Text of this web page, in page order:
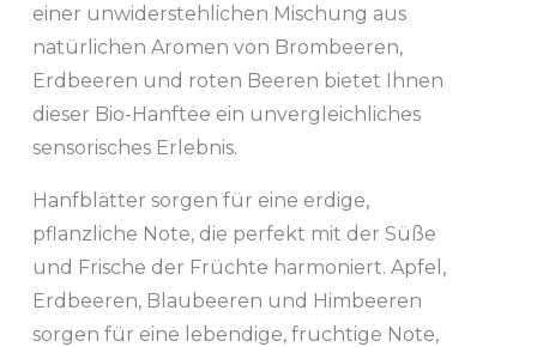
einer unwiderstehlichen Mischung aus
natürlichen Aromen von Brombeeren,
Erdbeeren und roten Beeren bietet Ihnen
dieser Bio-Hanftee ein unvergleichliches
sensorisches Erlebnis.
Hanfblätter sorgen für eine erdige,
pflanzliche Note, die perfekt mit der Süße
und Frische der Früchte harmoniert. Apfel,
Erdbeeren, Blaubeeren und Himbeeren
sorgen für eine lebendige, fruchtige Note,